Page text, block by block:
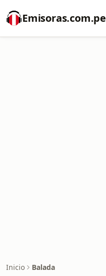
Emisoras.com.pe
Inicio Balada